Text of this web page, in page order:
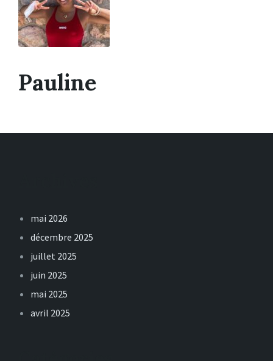
Pauline
mai 2026
décembre 2025
juillet 2025
juin 2025
mai 2025
avril 2025